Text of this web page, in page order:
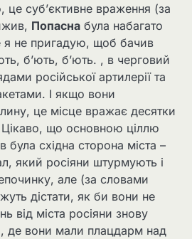
це суб’єктивне враження (за
Попасна була набагато
я не пригадую, щоб бачив
б’ють, б’ють. , в черговий
російської артилерії та
І якщо вони
це місце вражає десятки
Цікаво, що основною ціллю
була східна сторона міста –
який росіяни штурмують і
але (за словами
дістати, як би вони не
від міста росіяни знову
де вони мали плацдарм над